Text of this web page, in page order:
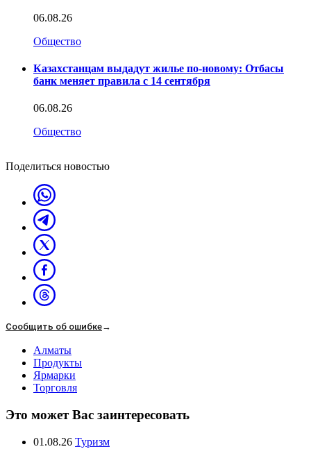
06.08.26
Общество
Казахстанцам выдадут жилье по-новому: Отбасы
банк меняет правила с 14 сентября
06.08.26
Общество
Поделиться новостью
Сообщить об ошибке→
Алматы
Продукты
Ярмарки
Торговля
Это может Вас заинтересовать
01.08.26 Туризм